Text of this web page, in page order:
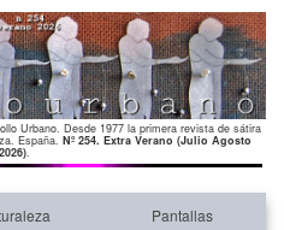
Urbano. Desde 1977 la primera revista de sátira
España. Nº 254. Extra Verano (Julio Agosto
2026).
Pantallas